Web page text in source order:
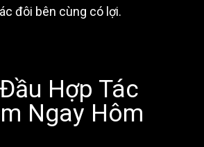
đôi bên cùng có lợi.
Hợp Tác
Ngay Hôm